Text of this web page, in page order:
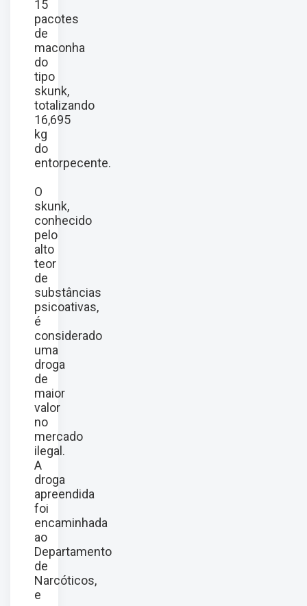
15
pacotes
de
maconha
do
tipo
skunk,
totalizando
16,695
kg
do
entorpecente.
O
skunk,
conhecido
pelo
alto
teor
de
substâncias
psicoativas,
é
considerado
uma
droga
de
maior
valor
no
mercado
ilegal.
A
droga
apreendida
foi
encaminhada
ao
Departamento
de
Narcóticos,
e